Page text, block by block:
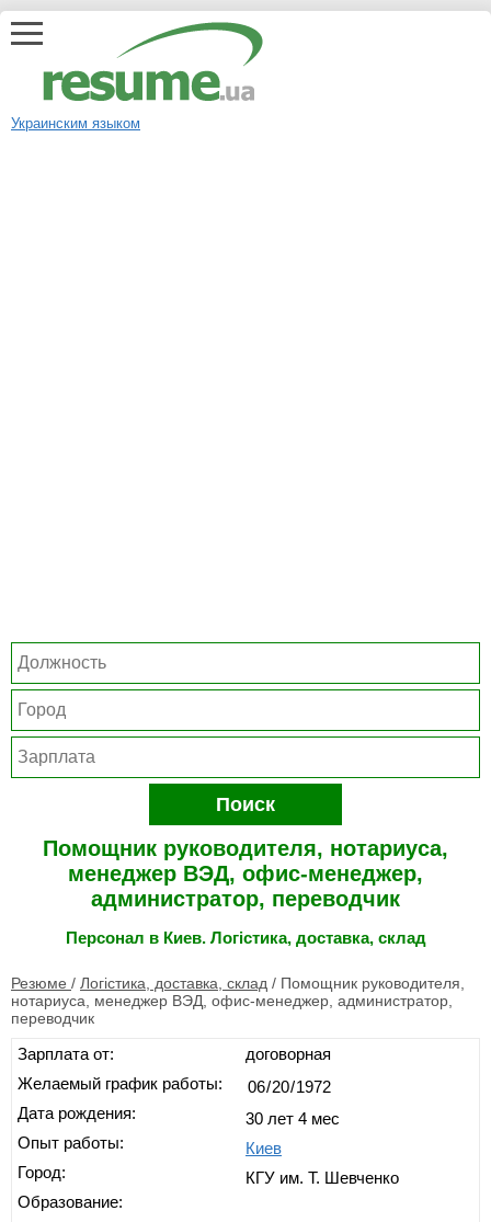
Украинским языком
Поиск
Помощник руководителя, нотариуса,
менеджер ВЭД, офис-менеджер,
администратор, переводчик
Персонал в Киев. Логістика, доставка, склад
Резюме / Логістика, доставка, склад / Помощник руководителя,
нотариуса, менеджер ВЭД, офис-менеджер, администратор,
переводчик
Зарплата от:
Желаемый график работы:
Дата рождения:
Опыт работы:
Город:
Образование:
договорная
30 лет 4 мес
Киев
КГУ им. Т. Шевченко